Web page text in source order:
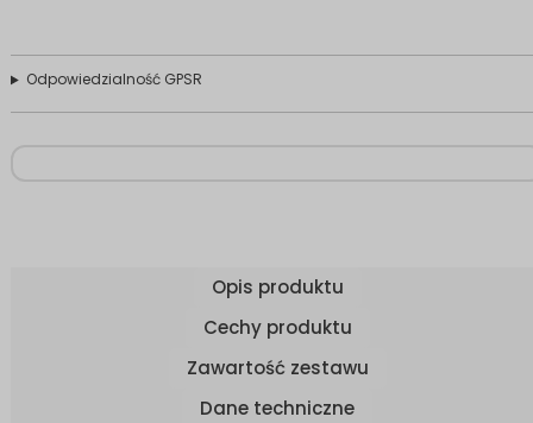
Odpowiedzialność GPSR
Opis produktu
Cechy produktu
Zawartość zestawu
Dane techniczne